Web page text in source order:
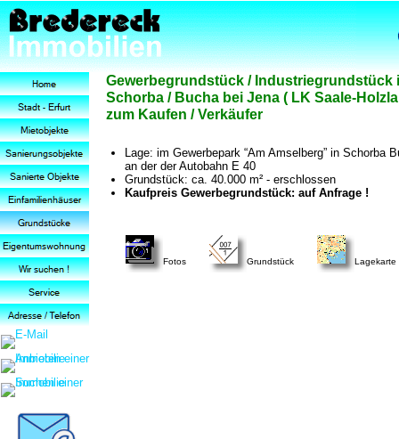
Fotos Grundstück
Lage: im Gewerbepark “Am Amselberg” in Schorba
an der der Autobahn E 40
Grundstück: ca. 40.000 m² - erschlossen
Kaufpreis Gewerbegrundstück: auf Anfrage !
Gewerbegrundstück / Industriegrundstück
Schorba / Bucha bei Jena ( LK Saale-
zum Kaufen / Verkäufer
Lagekarte